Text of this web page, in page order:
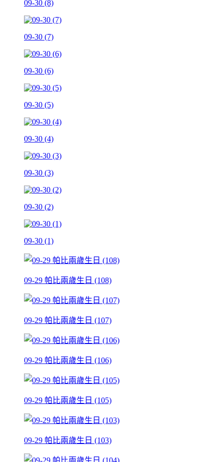
09-30 (8)
09-30 (7)
09-30 (6)
09-30 (5)
09-30 (4)
09-30 (3)
09-30 (2)
09-30 (1)
09-29 帕比兩歲生日 (108)
09-29 帕比兩歲生日 (107)
09-29 帕比兩歲生日 (106)
09-29 帕比兩歲生日 (105)
09-29 帕比兩歲生日 (103)